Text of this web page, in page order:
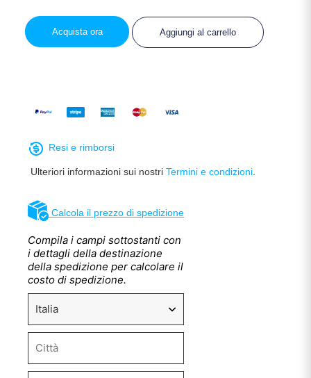
Aggiungi al carrello
Acquista ora
Calcola il prezzo di spedizione
Compila i campi sottostanti con
i dettagli della destinazione
della spedizione per calcolare il
costo di spedizione.
Resi e rimborsi
Ulteriori informazioni sui nostri Termini e condizioni.